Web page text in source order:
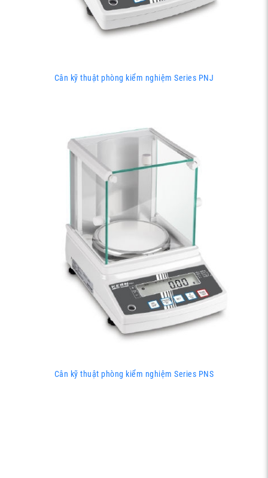
Cân kỹ thuật phòng kiểm nghiệm Series PNJ
Cân kỹ thuật phòng kiểm nghiệm Series PNS